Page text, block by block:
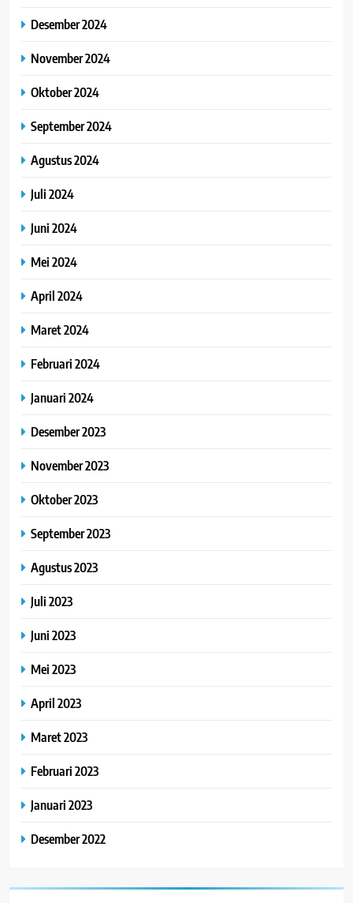
Desember 2024
November 2024
Oktober 2024
September 2024
Agustus 2024
Juli 2024
Juni 2024
Mei 2024
April 2024
Maret 2024
Februari 2024
Januari 2024
Desember 2023
November 2023
Oktober 2023
September 2023
Agustus 2023
Juli 2023
Juni 2023
Mei 2023
April 2023
Maret 2023
Februari 2023
Januari 2023
Desember 2022